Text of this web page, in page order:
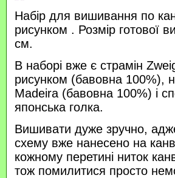
Набір для вишивання по
рисунком . Розмір готової
см.
В наборі вже є страмін
рисунком (бавовна 100%),
Madeira (бавовна 100%) і
японська голка.
Вишивати дуже зручно,
схему вже нанесено на
кожному перетині ниток
тож помилитися просто